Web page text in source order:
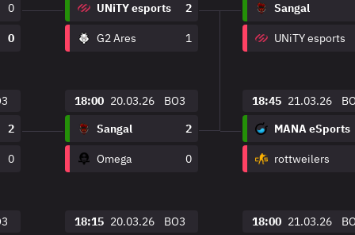
0
0
2
0
UNiTY esports
2
G2 Ares 1
18:00 20.03.26
BO3
Sangal
2
Omega 0
18:15 20.03.26 BO3
Sangal
UNiTY esports
18:45 21.03.26
MANA eSports
rottweilers
18:00 21.03.26